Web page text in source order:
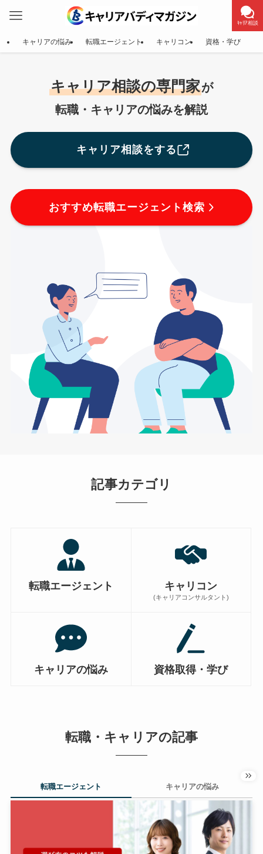
ｷｬﾘｱ相談
キャリアの悩み 転職エージェント キャリコン 資格・学び
キャリア相談の専門家が
転職・キャリアの悩みを解説
キャリア相談をする
おすすめ転職エージェント検索
記事カテゴリ
転職エージェント キャリコン
(キャリアコンサルタント)
キャリアの悩み 資格取得・学び
転職・キャリアの記事
転職エージェント キャリアの悩み